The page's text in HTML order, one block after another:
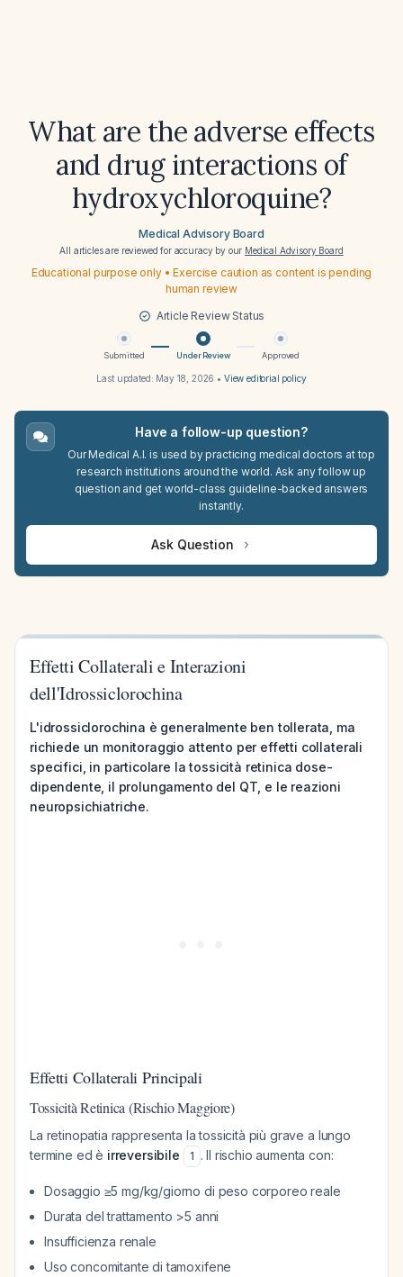
What are the adverse effects
and drug interactions of
hydroxychloroquine?
Medical Advisory Board
All articles are reviewed for accuracy by our Medical Advisory Board
Educational purpose only • Exercise caution as content is pending
human review
Article Review Status
Submitted Under Review Approved
Last updated: May 18, 2026 • View editorial policy
Have a follow-up question?
Our Medical A.I. is used by practicing medical doctors at top
research institutions around the world. Ask any follow up
question and get world-class guideline-backed answers
instantly.
Ask Question
Effetti Collaterali e Interazioni
dell'Idrossiclorochina
L'idrossiclorochina è generalmente ben tollerata, ma
richiede un monitoraggio attento per effetti collaterali
specifici, in particolare la tossicità retinica dose-
dipendente, il prolungamento del QT, e le reazioni
neuropsichiatriche.
Effetti Collaterali Principali
Tossicità Retinica (Rischio Maggiore)
La retinopatia rappresenta la tossicità più grave a lungo
termine ed è irreversibile 1 . Il rischio aumenta con:
Dosaggio ≥5 mg/kg/giorno di peso corporeo reale
Durata del trattamento >5 anni
Insufficienza renale
Uso concomitante di tamoxifene